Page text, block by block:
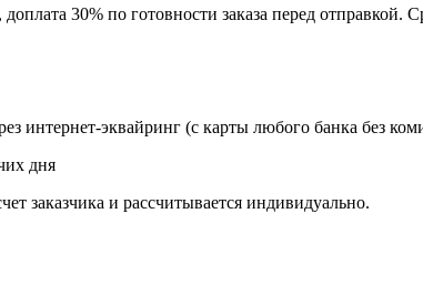
30% по готовности заказа перед отправкой.
интернет-эквайринг (с карты любого банка без
дня
заказчика и рассчитывается индивидуально.